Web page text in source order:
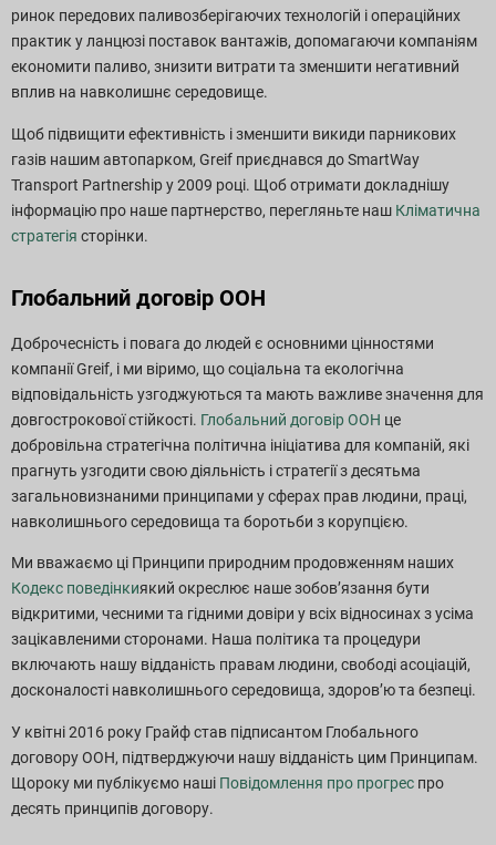
ринок передових паливозберігаючих технологій і операційних
практик у ланцюзі поставок вантажів, допомагаючи компаніям
економити паливо, знизити витрати та зменшити негативний
вплив на навколишнє середовище.
Щоб підвищити ефективність і зменшити викиди парникових
газів нашим автопарком, Greif приєднався до SmartWay
Transport Partnership у 2009 році. Щоб отримати докладнішу
інформацію про наше партнерство, перегляньте наш Кліматична
стратегія сторінки.
Глобальний договір ООН
Доброчесність і повага до людей є основними цінностями
компанії Greif, і ми віримо, що соціальна та екологічна
відповідальність узгоджуються та мають важливе значення для
довгострокової стійкості. Глобальний договір ООН це
добровільна стратегічна політична ініціатива для компаній, які
прагнуть узгодити свою діяльність і стратегії з десятьма
загальновизнаними принципами у сферах прав людини, праці,
навколишнього середовища та боротьби з корупцією.
Ми вважаємо ці Принципи природним продовженням наших
Кодекс поведінкиякий окреслює наше зобов’язання бути
відкритими, чесними та гідними довіри у всіх відносинах з усіма
зацікавленими сторонами. Наша політика та процедури
включають нашу відданість правам людини, свободі асоціацій,
досконалості навколишнього середовища, здоров’ю та безпеці.
У квітні 2016 року Грайф став підписантом Глобального
договору ООН, підтверджуючи нашу відданість цим Принципам.
Щороку ми публікуємо наші Повідомлення про прогрес про
десять принципів договору.